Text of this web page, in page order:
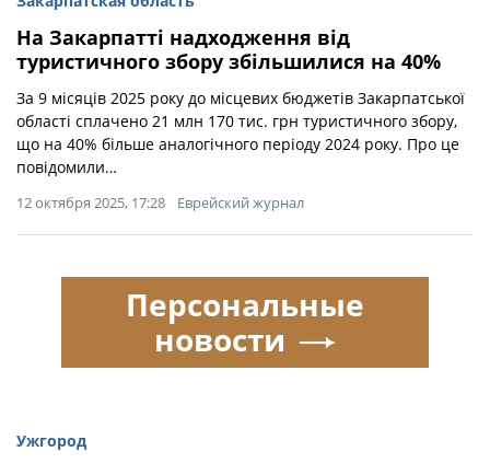
На Закарпатті надходження від
туристичного збору збільшилися на 40%
За 9 місяців 2025 року до місцевих бюджетів Закарпатської
області сплачено 21 млн 170 тис. грн туристичного збору,
що на 40% більше аналогічного періоду 2024 року. Про це
повідомили…
12 октября 2025, 17:28 Еврейский журнал
Ужгород
Персональные
новости